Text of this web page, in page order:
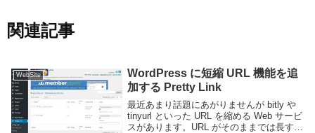
関連記事
WebSite
WordPress に短縮 URL 機能を追
加する Pretty Link
最近あまり話題にあがりませんが bitly や
tinyurl といった URL を縮める Web サービ
スがあります。URL がそのままでは長すぎ